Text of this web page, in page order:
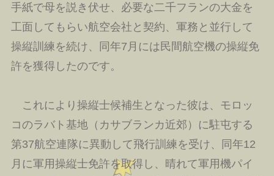
手紙で母を説き伏せ、必要な二千フランの大金を
工面してもらい航空会社と契約、軍務と並行して
操縦訓練を続け、同年7月には民間航空機の操縦免
許を獲得したのです。
これにより操縦士候補生となった彼は、モロッ
コのラバト基地（カサブランカ近郊）に駐屯する
第37航空連隊に異動して飛行訓練を受け、同年12
月に軍用操縦士免許を取得し、晴れて軍用機パイ